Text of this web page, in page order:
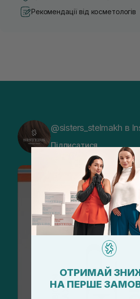
Рекомендації від косметологів
@sisters_stelmakh в
Підписатися
ОТРИМАЙ
НА ПЕРШЕ